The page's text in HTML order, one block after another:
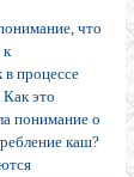
что
к
в процессе
это
понимание о
каш?